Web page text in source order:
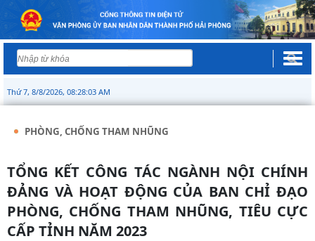
Thứ 7, 8/8/2026, 08:28:04 AM
PHÒNG, CHỐNG THAM NHŨNG
TỔNG KẾT CÔNG TÁC NGÀNH NỘI CHÍNH
ĐẢNG VÀ HOẠT ĐỘNG CỦA BAN CHỈ ĐẠO
PHÒNG, CHỐNG THAM NHŨNG, TIÊU CỰC
CẤP TỈNH NĂM 2023